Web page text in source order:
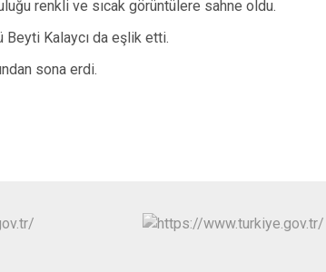
renkli ve sıcak görüntülere sahne oldu.
Beyti Kalaycı da eşlik etti.
sona erdi.